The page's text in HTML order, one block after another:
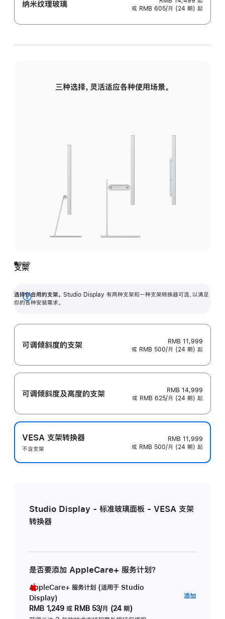
纳米纹理玻璃
或 RMB 605/月 (24 期) 起
三种选择，灵活适应各种使用场景。
支架
选择你合用的支架。 Studio Display 有两种支架和一种支架转换器可选，以满足
你的各种安装需求。
展
可调倾斜度的支架
RMB 11,999
或 RMB 500/月 (24 期) 起
可调倾斜度及高‍度的支‍架
RMB 14,999
或 RMB 625/月 (24 期) 起
VESA 支架转换器
不含支架
RMB 11,999
或 RMB 500/月 (24 期) 起
Studio Display - 标准玻璃面板 - VESA 支架
转换器
是否要添加 AppleCare+ 服务计划？
AppleCare+ 服务计划 (适用于 Studio
Display)
RMB 1,249 或 RMB 53/月 (24 期)
添加